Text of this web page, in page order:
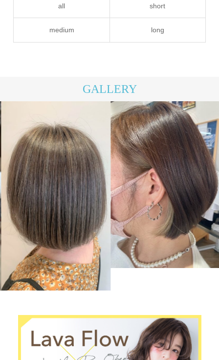
all short
medium long
GALLERY
デザインカ
ラー medium
デザインカ
ラー